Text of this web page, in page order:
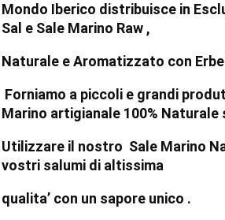
Mondo Iberico distribuisce in
Sal e Sale Marino Raw ,
Naturale e Aromatizzato con
Forniamo a piccoli e grandi
Marino artigianale 100%
Utilizzare il nostro Sale Marino
vostri salumi di altissima
qualita’ con un sapore unico .